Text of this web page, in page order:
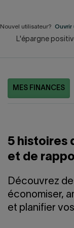
contenu
À propos
LIENS RAPIDES
Accueil
Nouvel utilisateur? Ouvrir
L'épargne
MES FINANCES
5 histoires
et de
Découvrez
économiser,
et planifier